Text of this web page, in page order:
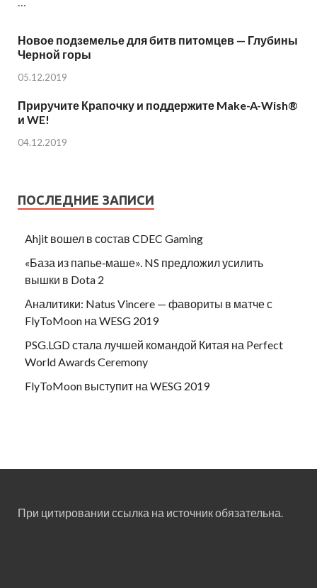
Новое подземелье для битв питомцев — Глубины
Черной горы
05.12.2019
Приручите Крапочку и поддержите Make-A-Wish®
и WE!
04.12.2019
ПОСЛЕДНИЕ ЗАПИСИ
Ahjit вошел в состав CDEC Gaming
«База из папье‑маше». NS предложил усилить
вышки в Dota 2
Аналитики: Natus Vincere — фавориты в матче с
FlyToMoon на WESG 2019
PSG.LGD стала лучшей командой Китая на Perfect
World Awards Ceremony
FlyToMoon выступит на WESG 2019
При цитировании ссылка на источник обязательна.